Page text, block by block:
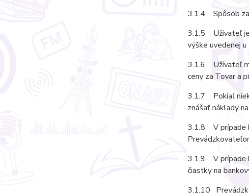
3.1.4 Spôsob
3.1.5 Užívateľ je
výške uvedenej
3.1.6 Užívateľ
ceny za Tovar a
3.1.7 Pokiaľ
znášať náklady
3.1.8 V prípade
3.1.9 V prípade
čiastky na
3.1.10